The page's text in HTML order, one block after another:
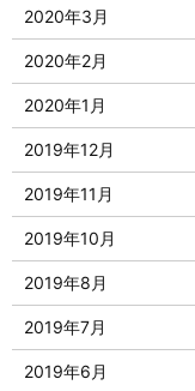
2020年3月
2020年2月
2020年1月
2019年12月
2019年11月
2019年10月
2019年8月
2019年7月
2019年6月